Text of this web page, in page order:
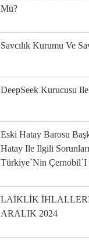
Mü?
Savcılık Kurumu Ve
DeepSeek Kurucusu
Eski Hatay Barosu
Hatay Ile Ilgili Sorunları
Türkiye`nin Çernobil`i
LAİKLİK
ARALIK 2024